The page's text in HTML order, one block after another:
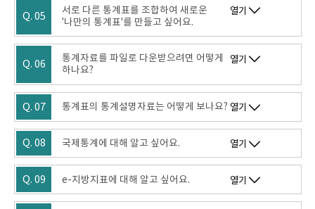
Q. 05
서로 다른 통계표를 조합하여 새로운
'나만의 통계표'를 만들고 싶어요.
열기
Q. 06
통계자료를 파일로 다운받으려면 어떻게
하나요?
열기
Q. 07 통계표의 통계설명자료는 어떻게 보나요? 열기
Q. 08 국제통계에 대해 알고 싶어요. 열기
Q. 09 e-지방지표에 대해 알고 싶어요. 열기